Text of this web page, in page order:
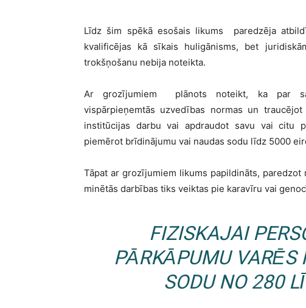
Līdz šim spēkā esošais likums paredzēja
kvalificējas kā sīkais huligānisms, bet
trokšņošanu nebija noteikta.
Ar grozījumiem plānots noteikt, ka par
vispārpieņemtās uzvedības normas un
institūcijas darbu vai apdraudot savu vai citu
piemērot brīdinājumu vai naudas sodu līdz 5000
Tāpat ar grozījumiem likums papildināts,
minētās darbības tiks veiktas pie karavīru vai
FIZISKAJAI
PĀRKĀPUMU VARĒS
SODU NO 280